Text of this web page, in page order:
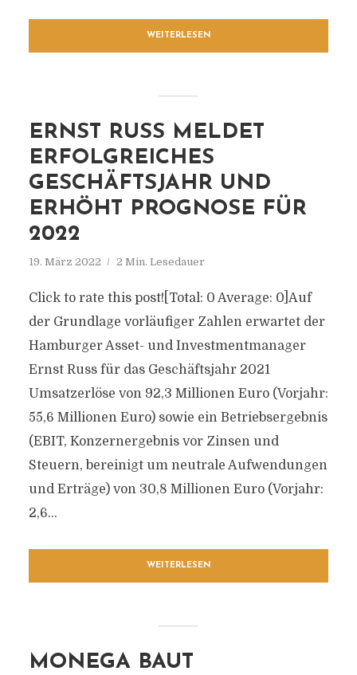
WEITERLESEN
ERNST RUSS MELDET
ERFOLGREICHES
GESCHÄFTSJAHR UND
ERHÖHT PROGNOSE FÜR
2022
19. März 2022 2 Min. Lesedauer
Click to rate this post![Total: 0 Average: 0]Auf
der Grundlage vorläufiger Zahlen erwartet der
Hamburger Asset- und Investmentmanager
Ernst Russ für das Geschäftsjahr 2021
Umsatzerlöse von 92,3 Millionen Euro (Vorjahr:
55,6 Millionen Euro) sowie ein Betriebsergebnis
(EBIT, Konzernergebnis vor Zinsen und
Steuern, bereinigt um neutrale Aufwendungen
und Erträge) von 30,8 Millionen Euro (Vorjahr:
2,6...
WEITERLESEN
MONEGA BAUT